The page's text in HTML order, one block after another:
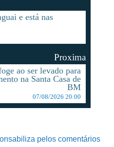
e está nas
Proxima
ao ser levado para
na Santa Casa de
BM
07/08/2026 20:00
pelos comentários